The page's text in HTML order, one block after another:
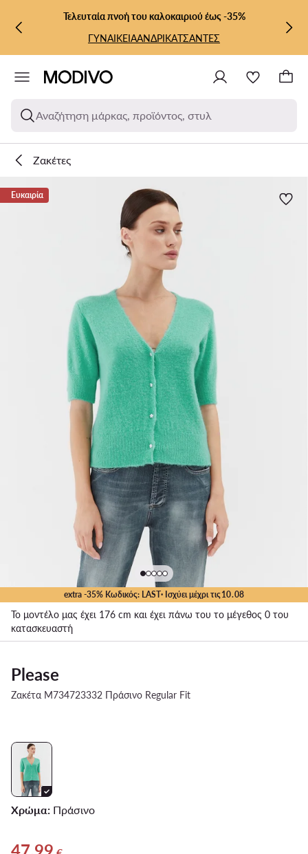
ΜΕΤΆΒΑΣΗ ΣΤΟ ΚΎΡΙΟ ΠΕΡΙΕΧΌΜΕΝΟ
ΜΕΤΆΒΑΣΗ ΣΤΗΝ ΑΝΑΖΉΤΗΣΗ
Τελευταία πνοή του καλοκαιριού έως -35%
ΓΥΝΑΙΚΕΙΑΑΝΔΡΙΚΑΤΣΑΝΤΕΣ
Αναζήτηση μάρκας, προϊόντος, στυλ
Ζακέτες
extra -35% Κωδικός: LAST· Ισχύει μέχρι τις10.08
Ευκαιρία
Το μοντέλο μας έχει 176 cm και έχει πάνω του το μέγεθος 0 του
κατασκευαστή
Please
Ζακέτα M734723332 Πράσινο Regular Fit
Χρώμα: Πράσινο
Τρέχουσα τιμή 47,99 €